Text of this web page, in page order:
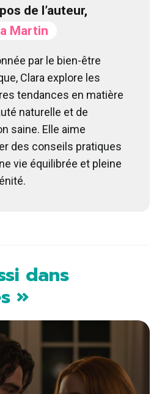
de l’auteur,
Martin
par le bien-être
Clara explore les
tendances en matière
naturelle et de
saine. Elle aime
des conseils pratiques
vie équilibrée et pleine
dans
»